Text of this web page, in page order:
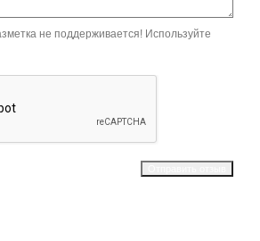
не поддерживается! Используйте